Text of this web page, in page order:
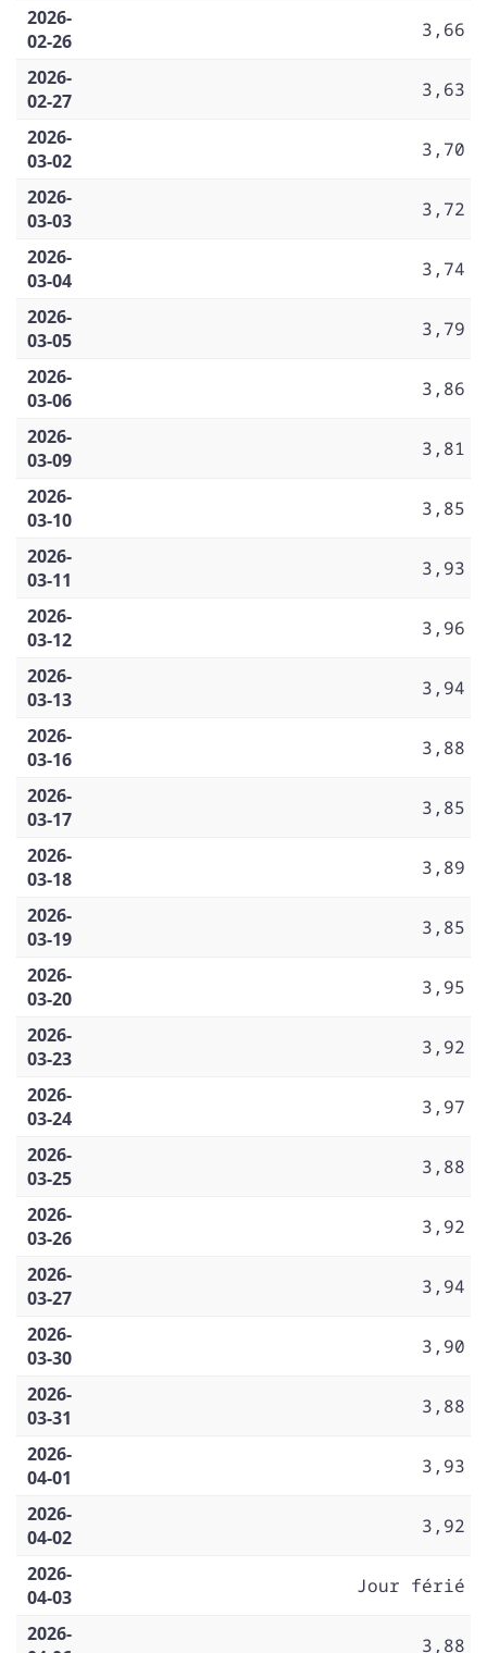
2026-
02-26
3,66
2026-
02-27
3,63
2026-
03-02
3,70
2026-
03-03
3,72
2026-
03-04
3,74
2026-
03-05
3,79
2026-
03-06
3,86
2026-
03-09
3,81
2026-
03-10
3,85
2026-
03-11
3,93
2026-
03-12
3,96
2026-
03-13
3,94
2026-
03-16
3,88
2026-
03-17
3,85
2026-
03-18
3,89
2026-
03-19
3,85
2026-
03-20
3,95
2026-
03-23
3,92
2026-
03-24
3,97
2026-
03-25
3,88
2026-
03-26
3,92
2026-
03-27
3,94
2026-
03-30
3,90
2026-
03-31
3,88
2026-
04-01
3,93
2026-
04-02
3,92
2026-
04-03
Jour férié
2026-
3,88